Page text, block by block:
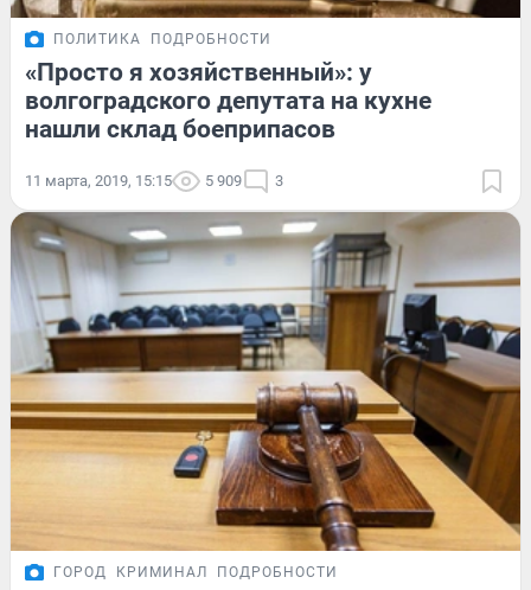
ПОЛИТИКА ПОДРОБНОСТИ
«Просто я хозяйственный»: у
волгоградского депутата на кухне
нашли склад боеприпасов
11 марта, 2019, 15:15 5 909 3
ГОРОД КРИМИНАЛ ПОДРОБНОСТИ